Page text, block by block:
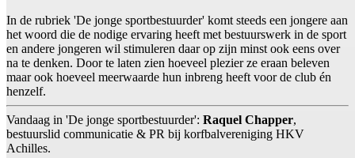
In de rubriek 'De jonge sportbestuurder' komt steeds een jongere aan
het woord die de nodige ervaring heeft met bestuurswerk in de sport
en andere jongeren wil stimuleren daar op zijn minst ook eens over
na te denken. Door te laten zien hoeveel plezier ze eraan beleven
maar ook hoeveel meerwaarde hun inbreng heeft voor de club én
henzelf.
Vandaag in 'De jonge sportbestuurder': Raquel Chapper,
bestuurslid communicatie & PR bij korfbalvereniging HKV
Achilles.